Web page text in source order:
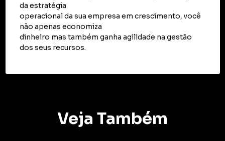
da estratégia
operacional da sua empresa em crescimento, você
não apenas economiza
dinheiro mas também ganha agilidade na gestão
dos seus recursos.
Veja Também